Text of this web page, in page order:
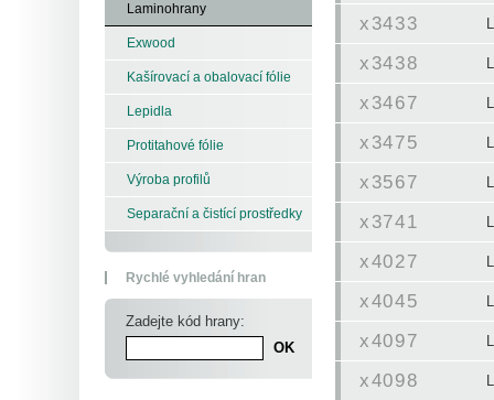
Laminohrany
Exwood
Kašírovací a obalovací fólie
Lepidla
Protitahové fólie
Výroba profilů
Separační a čistící prostředky
Rychlé vyhledání hran
Zadejte kód hrany:
x3433
x3438
x3467
x3475
x3567
x3741
x4027
x4045
x4097
x4098